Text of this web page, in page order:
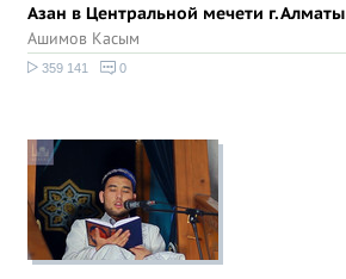
Азан в Центральной мечети г. Алматы
Ашимов Касым
359 141 0